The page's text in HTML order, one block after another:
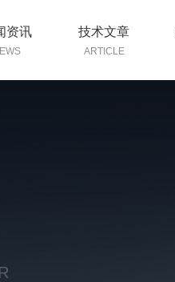
资讯 技术文章
ARTICLE